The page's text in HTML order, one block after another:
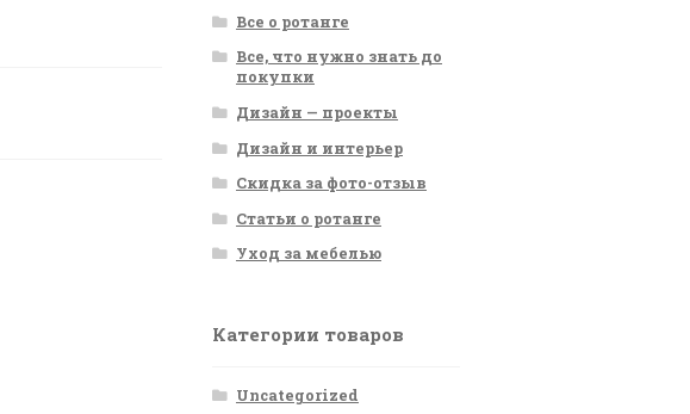
Все о ротанге
Все, что нужно знать до
покупки
Дизайн — проекты
Дизайн и интерьер
Скидка за фото-отзыв
Статьи о ротанге
Уход за мебелью
Категории товаров
Uncategorized